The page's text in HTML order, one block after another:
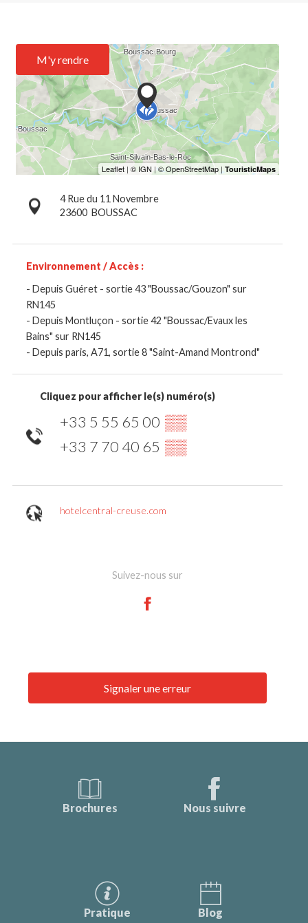
M'y rendre
4 Rue du 11 Novembre
23600 BOUSSAC
Environnement / Accès :
- Depuis Guéret - sortie 43 "Boussac/Gouzon" sur
RN145
- Depuis Montluçon - sortie 42 "Boussac/Evaux les
Bains" sur RN145
- Depuis paris, A71, sortie 8 "Saint-Amand Montrond"
Cliquez pour afficher le(s) numéro(s)
+33 5 55 65 00 ▒▒
+33 7 70 40 65 ▒▒
hotelcentral-creuse.com
Suivez-nous sur
Signaler une erreur
Brochures Nous suivre
Pratique Blog